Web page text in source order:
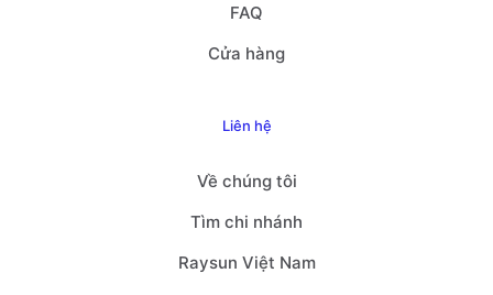
FAQ
Cửa hàng
Liên hệ
Về chúng tôi
Tìm chi nhánh
Raysun Việt Nam